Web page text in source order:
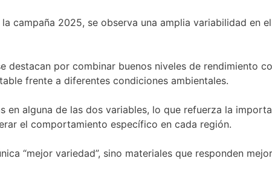
campaña 2025, se observa una amplia variabilidad en el
destacan por combinar buenos niveles de rendimiento
frente a diferentes condiciones ambientales.
alguna de las dos variables, lo que refuerza la
el comportamiento específico en cada región.
“mejor variedad”, sino materiales que responden mejor